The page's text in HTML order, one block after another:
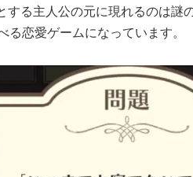
する主人公の元に現れるのは
る恋愛ゲームになっています。